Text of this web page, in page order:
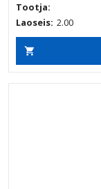
Tootja:
Laoseis: 2.00